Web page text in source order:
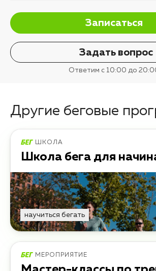
Записаться
Задать вопрос
Ответим с 10:00 до
Другие беговые
ШКОЛА
Школа бега для
научиться бегать
МЕРОПРИЯТИЕ